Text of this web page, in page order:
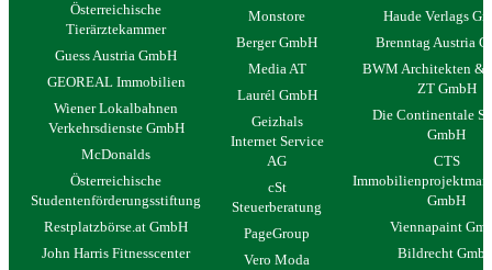
Österreichische
Tierärztekammer
Guess Austria GmbH
GEOREAL Immobilien
Wiener Lokalbahnen
Verkehrsdienste GmbH
McDonalds
Österreichische
Studentenförderungsstiftung
Restplatzbörse.at GmbH
John Harris Fitnesscenter
Monstore
Berger GmbH
Media AT
Laurél GmbH
Geizhals
Internet Service
AG
cSt
Steuerberatung
PageGroup
Vero Moda
Haude Verlags
Brenntag Austria
BWM Architekten &
ZT GmbH
Die Continentale
GmbH
CTS
GmbH
Viennapaint
Bildrecht